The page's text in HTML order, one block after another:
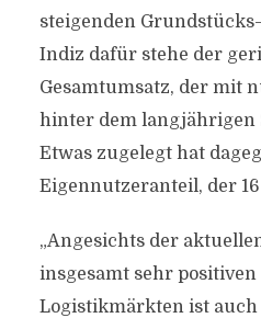
steigenden
Indiz dafür stehe der
Gesamtumsatz, der mit
hinter dem langjährigen
Etwas zugelegt hat
Eigennutzeranteil, der
„Angesichts der
insgesamt sehr
Logistikmärkten ist auch